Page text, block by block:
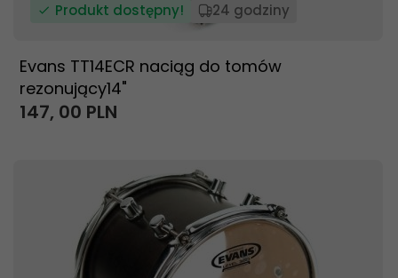
Produkt dostępny! 24 godziny
Evans TT14ECR naciąg do tomów
rezonujący14"
147, 00 PLN